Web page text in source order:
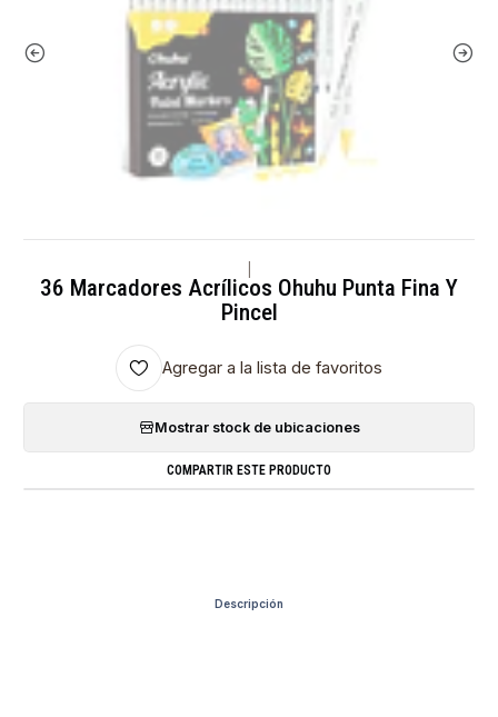
36 Marcadores Acrílicos Ohuhu Punta Fina Y
Pincel
Agregar a la lista de favoritos
Mostrar stock de ubicaciones
COMPARTIR ESTE PRODUCTO
Descripción